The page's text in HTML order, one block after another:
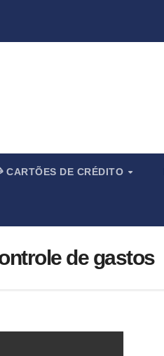
CARTÕES DE CRÉDITO
de gastos